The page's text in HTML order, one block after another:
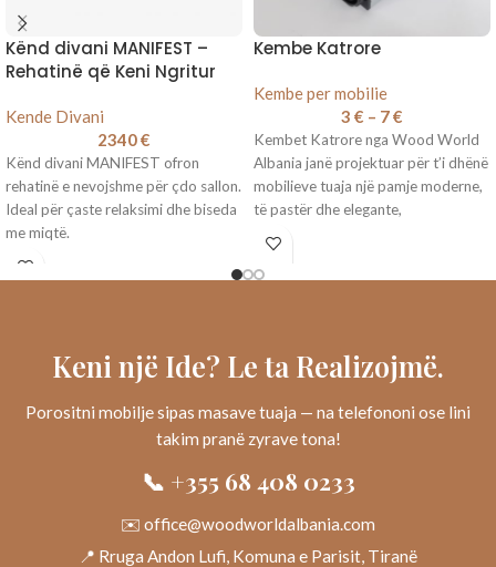
Kënd divani MANIFEST –
Rehatinë që Keni Ngritur
Kende Divani
2340€
Kënd divani MANIFEST ofron
rehatinë e nevojshme për çdo sallon.
Ideal për çaste relaksimi dhe biseda
me miqtë.
Kembe Katrore
Kembe per mobilie
3 € – 7€
Kembet Katrore nga Wood World
Albania janë projektuar për t’i dhënë
mobilieve tuaja një pamje moderne,
të pastër dhe elegante,
Keni një Ide? Le ta Realizojmë.
Porositni mobilje sipas masave tuaja — na telefononi ose lini
takim pranë zyrave tona!
📞 +355 68 408 0233
✉️ office@woodworldalbania.com
📍 Rruga Andon Lufi, Komuna e Parisit, Tiranë